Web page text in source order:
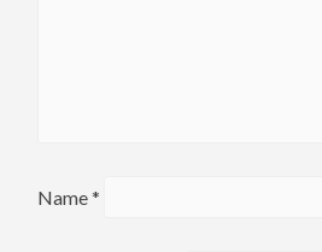
Name*